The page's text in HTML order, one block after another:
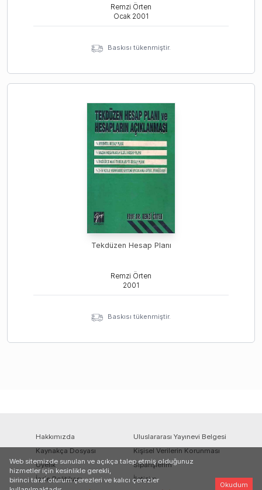
Remzi Örten
Ocak 2001
Baskısı tükenmiştir.
Tekdüzen Hesap Planı
Remzi Örten
2001
Baskısı tükenmiştir.
Hakkımızda
Uluslararası Yayınevi Belgesi
Kaynakça Dosyası
Kişisel Verilerin Korunması
Üyelik
Siparişlerim
İade Politikası
İletişim
Web sitemizde sunulan ve açıkça talep etmiş olduğunuz
hizmetler için kesinlikle gerekli,
birinci taraf oturum çerezleri ve kalıcı çerezler
Okudum